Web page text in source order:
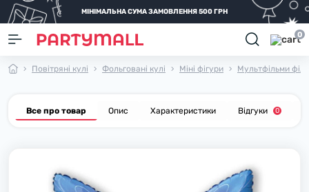
МІНІМАЛЬНА СУМА ЗАМОВЛЕННЯ 500 ГРН
0
Повітряні кулі Фольговані кулі Міні фігури Мультфільми
Все про товар Опис Характеристики Відгуки 0